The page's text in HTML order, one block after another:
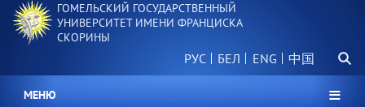
Перейти
основному
ГОМЕЛЬСКИЙ ГОСУДАРСТВЕННЫЙ
УНИВЕРСИТЕТ ИМЕНИ ФРАНЦИСКА
СКОРИНЫ
РУС БЕЛ 中国
МЕНЮ